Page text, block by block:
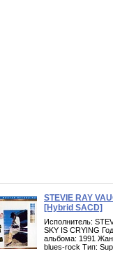
STEVIE RAY
[Hybrid SACD]
Исполнитель:
SKY IS CRYING
альбома: 1991
blues-rock Тип: